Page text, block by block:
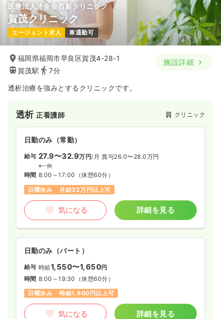
医療法人才全会西新クリニック
賀茂クリニック
エージェント求人 車通勤可
福岡県福岡市早良区賀茂4-28-1
賀茂駅
7分
施設詳細
透析治療を強みとするクリニックです。
透析正看護師 クリニック
日勤のみ（常勤）
給与 27.9〜32.9万円/月 賞与26.0〜28.0万円
※一例
時間 8:00～17:00 （休憩60分）
日曜休み
月給32万円以上可
気になる 詳細を見る
日勤のみ（パート）
給与 時給1,550〜1,650円
時間 8:00～19:30 （休憩60分）
日曜休み
時給1,600円以上可
気になる 詳細を見る